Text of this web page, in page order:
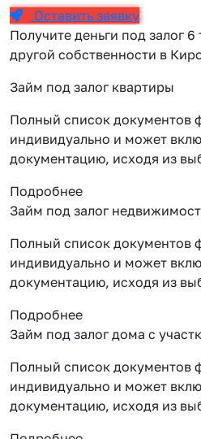
Оставить заявку
Получите деньги под залог
другой собственности в
Займ под залог квартиры
Полный список документов
индивидуально и может
документацию, исходя из
Подробнее
Займ под залог
Полный список документов
индивидуально и может
документацию, исходя из
Подробнее
Займ под залог дома с
Полный список документов
индивидуально и может
документацию, исходя из